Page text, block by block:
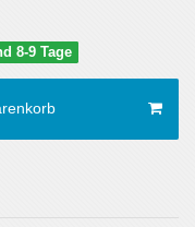
8-9 Tage